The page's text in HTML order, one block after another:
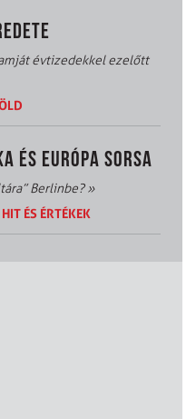
évtizedekkel ezelőtt
ÉS EURÓPA SORSA
Berlinbe?»
HIT ÉS ÉRTÉKEK